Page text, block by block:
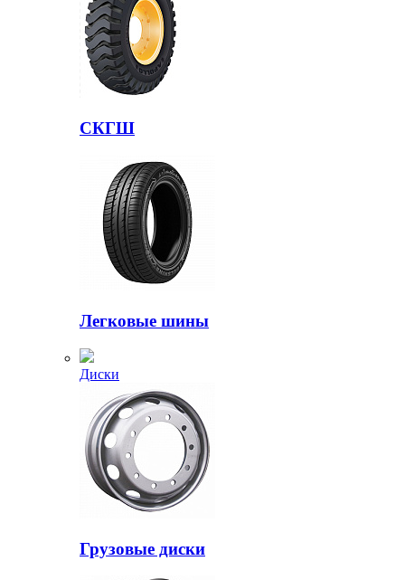
СКГШ
Легковые шины
Диски
Грузовые диски